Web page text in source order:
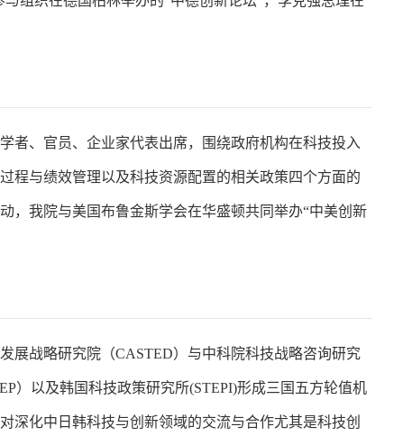
者、官员、企业家代表出席，围绕政府机构在科技投入
程与绩效管理以及科技资源配置的相关政策四个方面的
，我院与美国布鲁金斯学会在华盛顿共同举办“中美创新
展战略研究院（CASTED）与中科院科技战略咨询研究
）以及韩国科技政策研究所(STEPI)形成三国五方轮值机
深化中日韩科技与创新领域的交流与合作尤其是科技创